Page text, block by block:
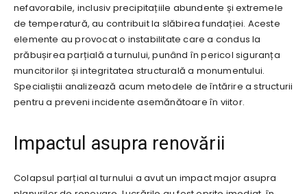
nefavorabile, inclusiv precipitațiile abundente și extremele
de temperatură, au contribuit la slăbirea fundației. Aceste
elemente au provocat o instabilitate care a condus la
prăbușirea parțială a turnului, punând în pericol siguranța
muncitorilor și integritatea structurală a monumentului.
Specialiștii analizează acum metodele de întărire a structurii
pentru a preveni incidente asemănătoare în viitor.
Impactul asupra renovării
Colapsul parțial al turnului a avut un impact major asupra